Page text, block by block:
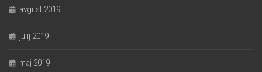
avgust 2019
julij 2019
maj 2019